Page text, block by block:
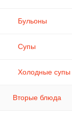
Бульоны
Супы
Холодные супы
Вторые блюда